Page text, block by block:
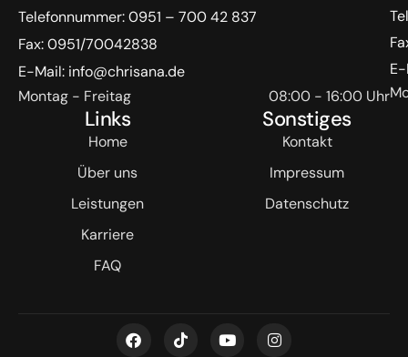
Telefonnummer:0951 – 700 42 837
Fax: 0951/70042838
E-Mail: info@chrisana.de
Montag - Freitag
08:00 - 16:00 Uhr
Links
Home
Über uns
Leistungen
Karriere
FAQ
Sonstiges
Kontakt
Impressum
Datenschutz